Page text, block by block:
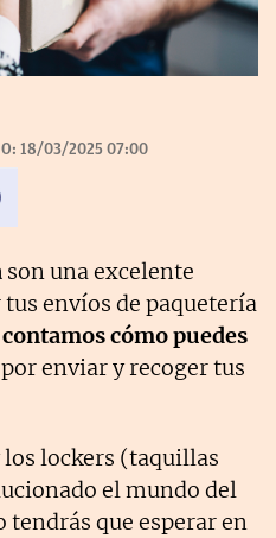
18/03/2025 07:00
son una excelente
envíos de paquetería
cómo puedes
enviar y recoger tus
lockers (taquillas
el mundo del
tendrás que esperar en